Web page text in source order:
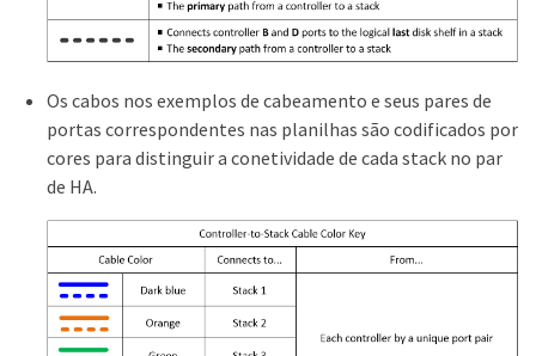
Os cabos nos exemplos de cabeamento e seus pares de
portas correspondentes nas planilhas são codificados por
cores para distinguir a conetividade de cada stack no par
de HA.